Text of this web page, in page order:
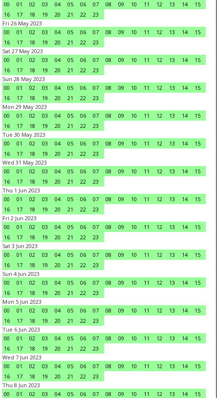
00
01 02 03 04 05 06 07 08 09 10 11 12 13 14
15
16
17 18 19 20 21 22
23
Fri 26 May 2023
00
01 02 03 04 05 06 07 08 09 10 11 12 13 14
15
16
17 18 19 20 21 22
23
Sat 27 May 2023
00
01 02 03 04 05 06 07 08 09 10 11 12 13 14
15
16
17 18 19 20 21 22
23
Sun 28 May 2023
00
01 02 03 04 05 06 07 08 09 10 11 12 13 14
15
16
17 18 19 20 21 22
23
Mon 29 May 2023
00
01 02 03 04 05 06 07 08 09 10 11 12 13 14
15
16
17 18 19 20 21 22
23
Tue 30 May 2023
00
01 02 03 04 05 06 07 08 09 10 11 12 13 14
15
16
17 18 19 20 21 22
23
Wed 31 May 2023
00
01 02 03 04 05 06 07 08 09 10 11 12 13 14
15
16
17 18 19 20 21 22
23
Thu 1 Jun 2023
00
01 02 03 04 05 06 07 08 09 10 11 12 13 14
15
16
17 18 19 20 21 22
23
Fri 2 Jun 2023
00
01 02 03 04 05 06 07 08 09 10 11 12 13 14
15
16
17 18 19 20 21 22
23
Sat 3 Jun 2023
00
01 02 03 04 05 06 07 08 09 10 11 12 13 14
15
16
17 18 19 20 21 22
23
Sun 4 Jun 2023
00
01 02 03 04 05 06 07 08 09 10 11 12 13 14
15
16
17 18 19 20 21 22
23
Mon 5 Jun 2023
00
01 02 03 04 05 06 07 08 09 10 11 12 13 14
15
16
17 18 19 20 21 22
23
Tue 6 Jun 2023
00
01 02 03 04 05 06 07 08 09 10 11 12 13 14
15
16
17 18 19 20 21 22
23
Wed 7 Jun 2023
00
01 02 03 04 05 06 07 08 09 10 11 12 13 14
15
16
17 18 19 20 21 22
23
Thu 8 Jun 2023
00
01 02 03 04 05 06 07 08 09 10 11 12 13 14
15